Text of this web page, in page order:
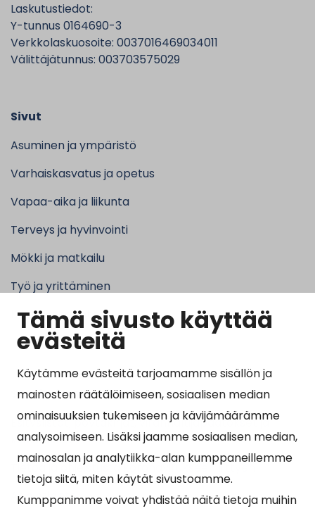
Tämä sivusto käyttää
evästeitä
Käytämme evästeitä tarjoamamme sisällön ja
mainosten räätälöimiseen, sosiaalisen median
ominaisuuksien tukemiseen ja kävijämäärämme
analysoimiseen. Lisäksi jaamme sosiaalisen median,
mainosalan ja analytiikka-alan kumppaneillemme
tietoja siitä, miten käytät sivustoamme.
Kumppanimme voivat yhdistää näitä tietoja muihin
Laskutustiedot:
Y-tunnus 0164690-3
Verkkolaskuosoite: 0037016469034011
Välittäjätunnus: 003703575029
Sivut
Asuminen ja ympäristö
Varhaiskasvatus ja opetus
Vapaa-aika ja liikunta
Terveys ja hyvinvointi
Mökki ja matkailu
Työ ja yrittäminen
Kunta ja hallinto
Suosituimmat sivut
Esityslistat, pöytäkirjat, viranhaltijapäätökset ja
kuulutukset
Tietoa ja ohjeistusta koronavirukseen liittyen
Asiointipiste